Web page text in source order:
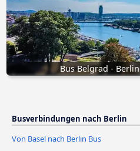
Bus Belgrad - Berlin
Busverbindungen nach Berlin
Von Basel nach Berlin Bus